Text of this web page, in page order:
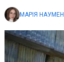
МАРІЯ